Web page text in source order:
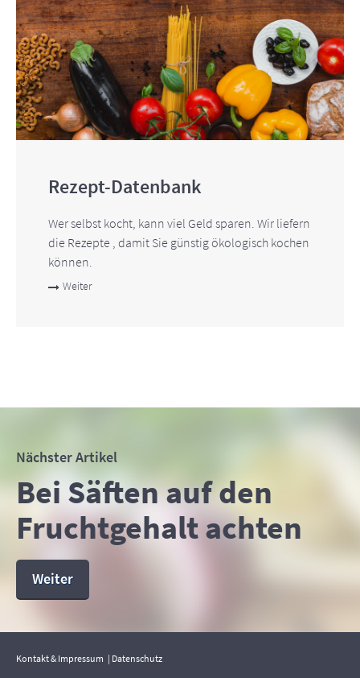
Rezept-Datenbank
Wer selbst kocht, kann viel Geld sparen. Wir liefern
die Rezepte , damit Sie günstig ökologisch kochen
können.
Weiter
Nächster Artikel
Bei Säften auf den
Fruchtgehalt achten
Weiter
Kontakt & Impressum Datenschutz